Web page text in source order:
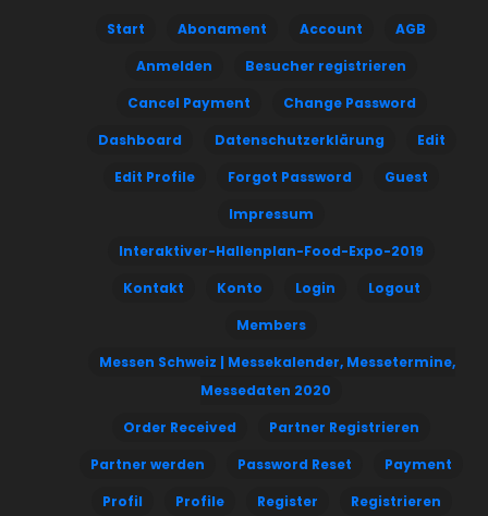
Start Abonament Account
AGB
Anmelden
Besucher registrieren
Cancel Payment
Change Password
Dashboard
Datenschutzerklärung
Edit
Edit Profile
Forgot Password
Guest
Impressum
Interaktiver-Hallenplan-Food-Expo-2019
Kontakt
Konto Login
Logout
Members
Messen Schweiz | Messekalender, Messetermine,
Messedaten 2020
Order Received
Partner Registrieren
Partner werden
Password Reset
Payment
Profil
Profile Register Registrieren